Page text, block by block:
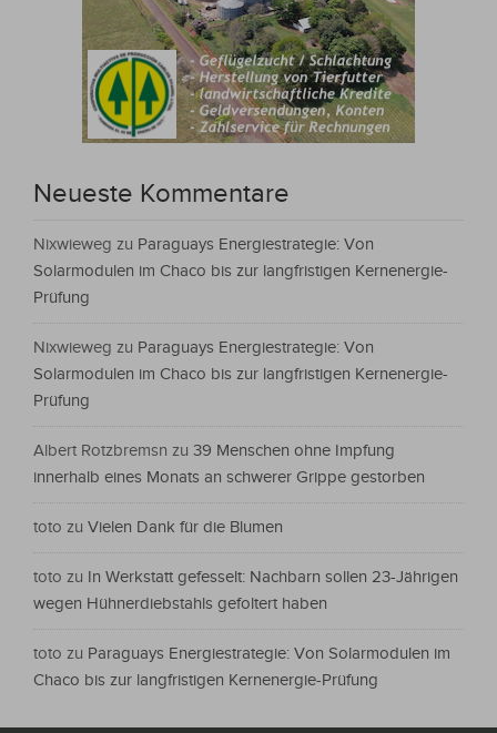
Neueste Kommentare
Nixwieweg zu Paraguays Energiestrategie: Von
Solarmodulen im Chaco bis zur langfristigen Kernenergie-
Prüfung
Nixwieweg zu Paraguays Energiestrategie: Von
Solarmodulen im Chaco bis zur langfristigen Kernenergie-
Prüfung
Albert Rotzbremsn zu 39 Menschen ohne Impfung
innerhalb eines Monats an schwerer Grippe gestorben
toto zu Vielen Dank für die Blumen
toto zu In Werkstatt gefesselt: Nachbarn sollen 23-Jährigen
wegen Hühnerdiebstahls gefoltert haben
toto zu Paraguays Energiestrategie: Von Solarmodulen im
Chaco bis zur langfristigen Kernenergie-Prüfung